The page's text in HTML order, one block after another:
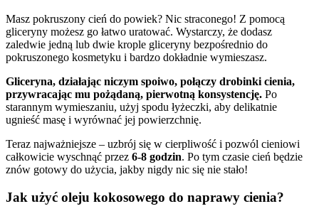
Masz pokruszony cień do powiek? Nic straconego! Z pomocą
gliceryny możesz go łatwo uratować. Wystarczy, że dodasz
zaledwie jedną lub dwie krople gliceryny bezpośrednio do
pokruszonego kosmetyku i bardzo dokładnie wymieszasz.
Gliceryna, działając niczym spoiwo, połączy drobinki cienia,
przywracając mu pożądaną, pierwotną konsystencję. Po
starannym wymieszaniu, użyj spodu łyżeczki, aby delikatnie
ugnieść masę i wyrównać jej powierzchnię.
Teraz najważniejsze – uzbrój się w cierpliwość i pozwól cieniowi
całkowicie wyschnąć przez 6-8 godzin. Po tym czasie cień będzie
znów gotowy do użycia, jakby nigdy nic się nie stało!
Jak użyć oleju kokosowego do naprawy cienia?